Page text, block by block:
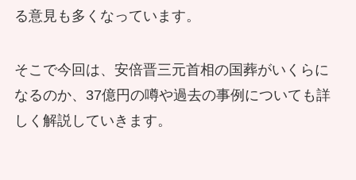
る意見も多くなっています。
そこで今回は、安倍晋三元首相の国葬がいくらに
なるのか、37億円の噂や過去の事例についても詳
しく解説していきます。